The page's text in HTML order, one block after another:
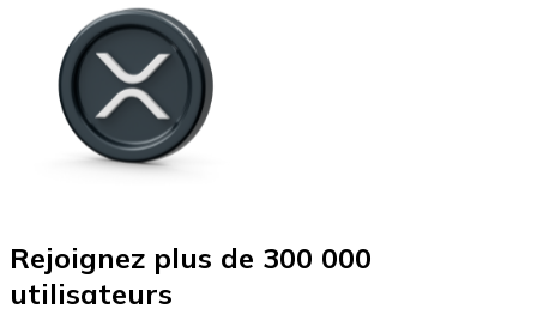
Rejoignez plus de 300 000
utilisateurs